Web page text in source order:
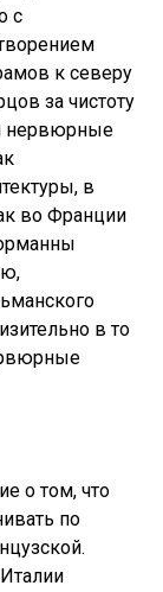
с
к северу
за чистоту
нервюрные
в
во Франции
в то
о том, что
по